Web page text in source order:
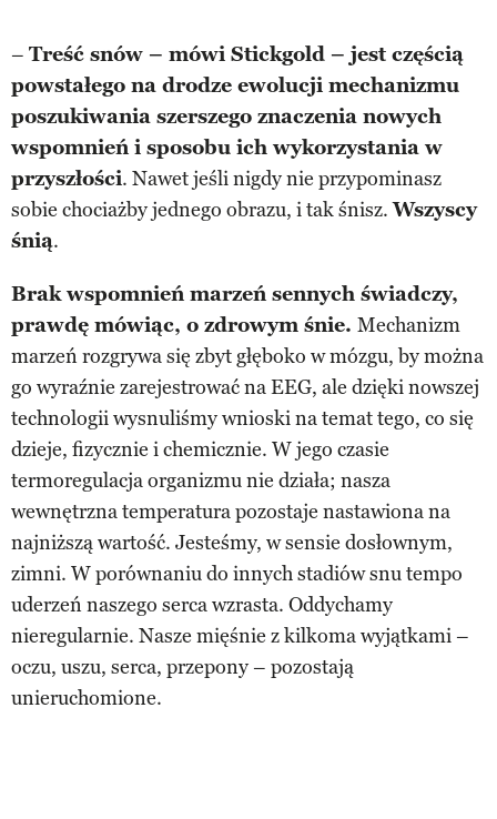
– Treść snów – mówi Stickgold – jest częścią
powstałego na drodze ewolucji mechanizmu
poszukiwania szerszego znaczenia nowych
wspomnień i sposobu ich wykorzystania w
przyszłości. Nawet jeśli nigdy nie przypominasz
sobie chociażby jednego obrazu, i tak śnisz.Wszyscy
śnią.
Brak wspomnień marzeń sennych świadczy,
prawdę mówiąc, o zdrowym śnie. Mechanizm
marzeń rozgrywa się zbyt głęboko w mózgu, by można
go wyraźnie zarejestrować na EEG, ale dzięki nowszej
technologii wysnuliśmy wnioski na temat tego, co się
dzieje, fizycznie i chemicznie. W jego czasie
termoregulacja organizmu nie działa; nasza
wewnętrzna temperatura pozostaje nastawiona na
najniższą wartość. Jesteśmy, w sensie dosłownym,
zimni. W porównaniu do innych stadiów snu tempo
uderzeń naszego serca wzrasta. Oddychamy
nieregularnie. Nasze mięśnie z kilkoma wyjątkami –
oczu, uszu, serca, przepony – pozostają
unieruchomione.